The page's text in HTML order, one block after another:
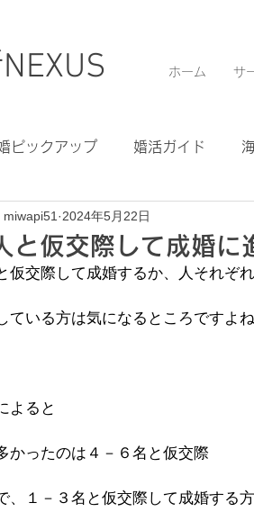
ホーム サ
ピックアップ 婚活ガイド
と仮交際して成婚に
miwapi51 2024年5月22日
仮交際して成婚するか、人それぞ
ている方は気になるところですよね
よると
かったのは４－６名と仮交際
、１－３名と仮交際して成婚する